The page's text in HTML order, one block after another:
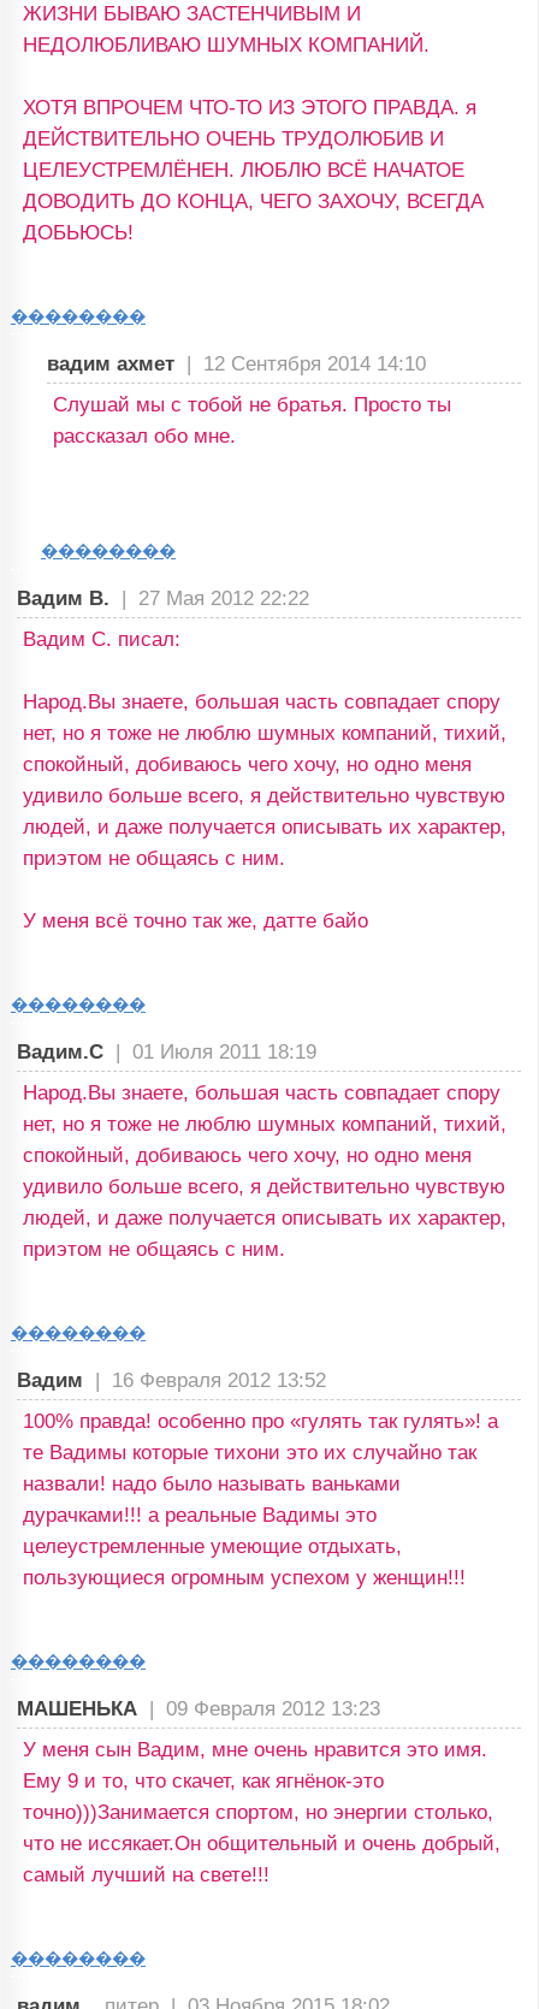
ЖИЗНИ БЫВАЮ ЗАСТЕНЧИВЫМ И
НЕДОЛЮБЛИВАЮ ШУМНЫХ КОМПАНИЙ.
ХОТЯ ВПРОЧЕМ ЧТО-ТО ИЗ ЭТОГО ПРАВДА. я
ДЕЙСТВИТЕЛЬНО ОЧЕНЬ ТРУДОЛЮБИВ И
ЦЕЛЕУСТРЕМЛЁНЕН. ЛЮБЛЮ ВСЁ НАЧАТОЕ
ДОВОДИТЬ ДО КОНЦА, ЧЕГО ЗАХОЧУ, ВСЕГДА
ДОБЬЮСЬ!
��������
вадим ахмет | 12 Сентября 2014 14:10
Слушай мы с тобой не братья. Просто ты
рассказал обо мне.
��������
Вадим В. | 27 Мая 2012 22:22
Вадим С. писал:
Народ.Вы знаете, большая часть совпадает спору
нет, но я тоже не люблю шумных компаний, тихий,
спокойный, добиваюсь чего хочу, но одно меня
удивило больше всего, я действительно чувствую
людей, и даже получается описывать их характер,
приэтом не общаясь с ним.
У меня всё точно так же, датте байо
��������
Вадим.С | 01 Июля 2011 18:19
Народ.Вы знаете, большая часть совпадает спору
нет, но я тоже не люблю шумных компаний, тихий,
спокойный, добиваюсь чего хочу, но одно меня
удивило больше всего, я действительно чувствую
людей, и даже получается описывать их характер,
приэтом не общаясь с ним.
��������
Вадим | 16 Февраля 2012 13:52
100% правда! особенно про «гулять так гулять»! а
те Вадимы которые тихони это их случайно так
назвали! надо было называть ваньками
дурачками!!! а реальные Вадимы это
целеустремленные умеющие отдыхать,
пользующиеся огромным успехом у женщин!!!
��������
МАШЕНЬКА | 09 Февраля 2012 13:23
У меня сын Вадим, мне очень нравится это имя.
Ему 9 и то, что скачет, как ягнёнок-это
точно)))Занимается спортом, но энергии столько,
что не иссякает.Он общительный и очень добрый,
самый лучший на свете!!!
��������